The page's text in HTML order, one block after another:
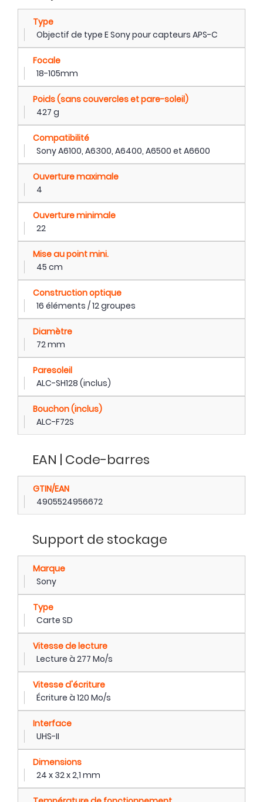
Type
Objectif de type E Sony pour capteurs APS-C
Focale
18-105mm
Poids (sans couvercles et pare-soleil)
427 g
Compatibilité
Sony A6100, A6300, A6400, A6500 et A6600
Ouverture maximale
4
Ouverture minimale
22
Mise au point mini.
45 cm
Construction optique
16 éléments / 12 groupes
Diamètre
72 mm
Paresoleil
ALC-SH128 (inclus)
Bouchon (inclus)
ALC-F72S
EAN | Code-barres
GTIN/EAN
4905524956672
Support de stockage
Marque
Sony
Type
Carte SD
Vitesse de lecture
Lecture à 277 Mo/s
Vitesse d'écriture
Écriture à 120 Mo/s
Interface
UHS-II
Dimensions
24 x 32 x 2,1 mm